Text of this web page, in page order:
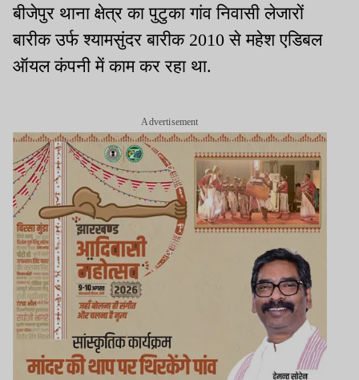
बीजेपुर थाना क्षेत्र का पुटुका गांव निवासी लेजारों
बारीक उर्फ श्यामसुंदर बारीक 2010 से महेश एडिबल
ऑयल कंपनी में काम कर रहा था.
Advertisement